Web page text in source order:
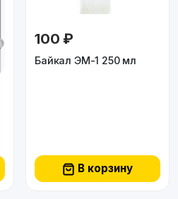
100 ₽
Байкал ЭМ-1 250 мл
В корзину